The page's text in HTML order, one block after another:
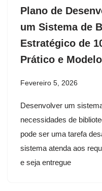
Plano de
um Sistema de
Estratégico de
Prático e
Fevereiro 5, 2026
Desenvolver um
necessidades de
pode ser uma tarefa
sistema atenda aos
e seja entregue